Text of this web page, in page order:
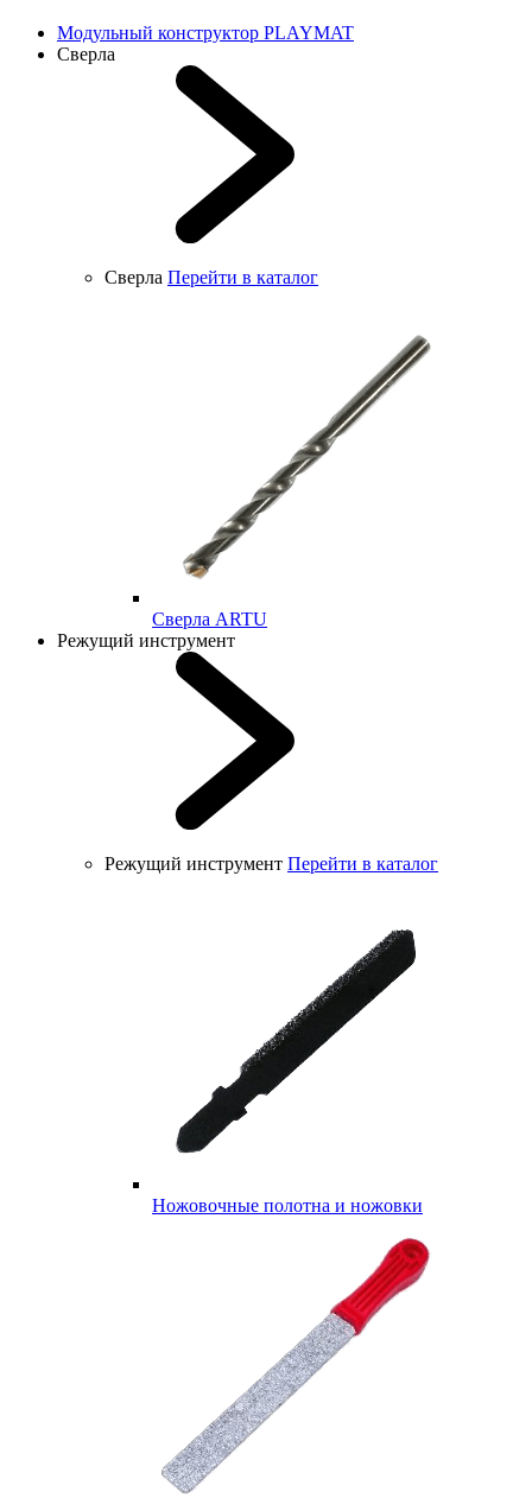
Модульный конструктор PLAYMAT
Сверла
Сверла Перейти в каталог
Cверла ARTU
Режущий инструмент
Режущий инструмент Перейти в каталог
Ножовочные полотна и ножовки